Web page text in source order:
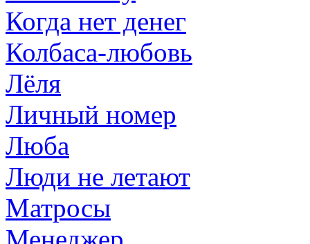
Когда нет денег
Колбаса-любовь
Лёля
Личный номер
Люба
Люди не летают
Матросы